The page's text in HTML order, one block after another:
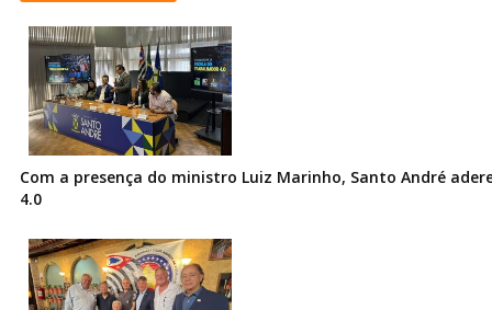
Com a presença do ministro Luiz Marinho, Santo André
4.0